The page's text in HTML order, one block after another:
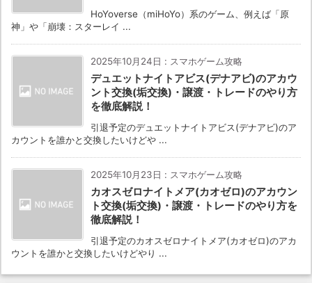
HoYoverse（miHoYo）系のゲーム、例えば「原
神」や「崩壊：スターレイ ...
2025年10月24日 : スマホゲーム攻略
デュエットナイトアビス(デナアビ)のアカウ
ント交換(垢交換)・譲渡・トレードのやり方
を徹底解説！
引退予定のデュエットナイトアビス(デナアビ)のア
カウントを誰かと交換したいけどや ...
2025年10月23日 : スマホゲーム攻略
カオスゼロナイトメア(カオゼロ)のアカウン
ト交換(垢交換)・譲渡・トレードのやり方を
徹底解説！
引退予定のカオスゼロナイトメア(カオゼロ)のアカ
ウントを誰かと交換したいけどやり ...